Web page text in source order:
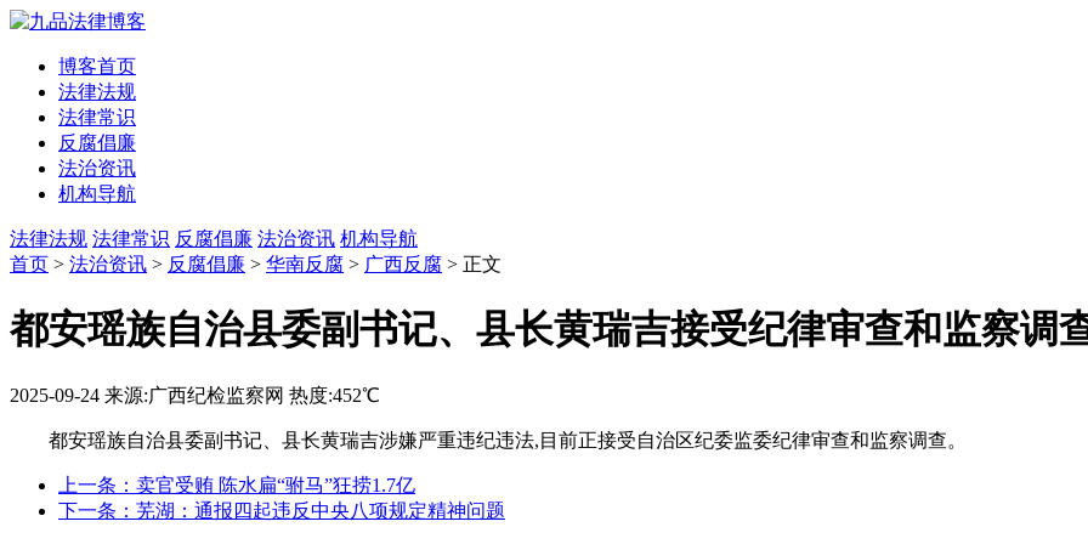
博客首页
法律法规
法律常识
反腐倡廉
法治资讯
机构导航
法律法规 法律常识 反腐倡廉 法治资讯 机构导航
首页 > 法治资讯 > 反腐倡廉 > 华南反腐 > 广西反腐 > 正文
都安瑶族自治县委副书记、县长黄瑞吉接受纪律审查和监察调
2025-09-24 来源:广西纪检监察网 热度:452℃
都安瑶族自治县委副书记、县长黄瑞吉涉嫌严重违纪违法,目前正接受自治区纪委监委纪律审查和监察调查。
上一条：卖官受贿 陈水扁“驸马”狂捞1.7亿
下一条：芜湖：通报四起违反中央八项规定精神问题